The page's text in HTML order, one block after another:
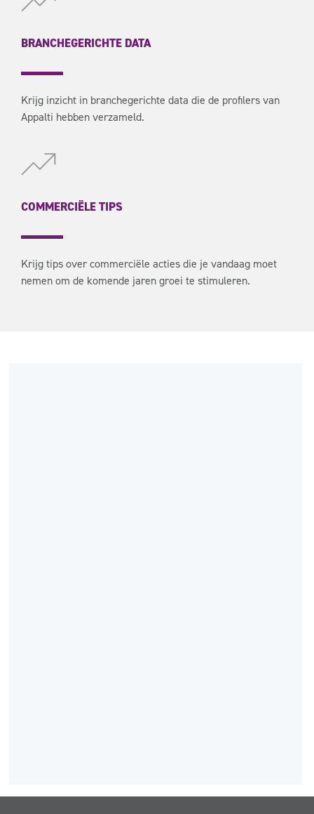
BRANCHEGERICHTE DATA
Krijg inzicht in branchegerichte data die de profilers van
Appalti hebben verzameld.
COMMERCIËLE TIPS
Krijg tips over commerciële acties die je vandaag moet
nemen om de komende jaren groei te stimuleren.